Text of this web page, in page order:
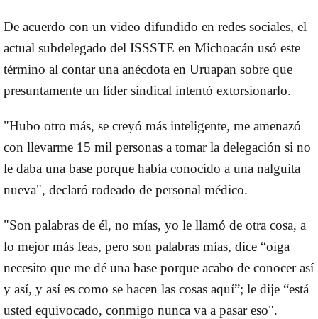
De acuerdo con un video difundido en redes sociales, el
actual subdelegado del ISSSTE en Michoacán usó este
término al contar una anécdota en Uruapan sobre que
presuntamente un líder sindical intentó extorsionarlo.
"Hubo otro más, se creyó más inteligente, me amenazó
con llevarme 15 mil personas a tomar la delegación si no
le daba una base porque había conocido a una nalguita
nueva", declaró rodeado de personal médico.
"Son palabras de él, no mías, yo le llamó de otra cosa, a
lo mejor más feas, pero son palabras mías, dice “oiga
necesito que me dé una base porque acabo de conocer así
y así, y así es como se hacen las cosas aquí”; le dije “está
usted equivocado, conmigo nunca va a pasar eso".